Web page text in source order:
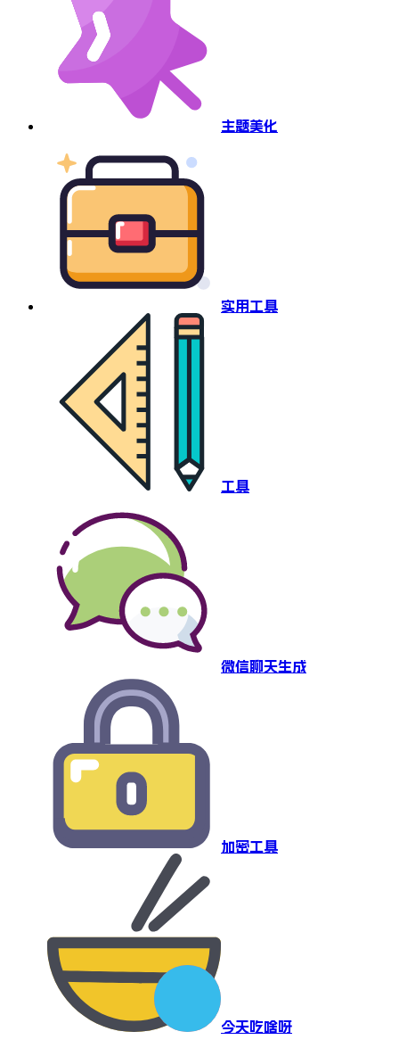
主题美化
实用工具
工具
微信聊天生成
加密工具
今天吃啥呀